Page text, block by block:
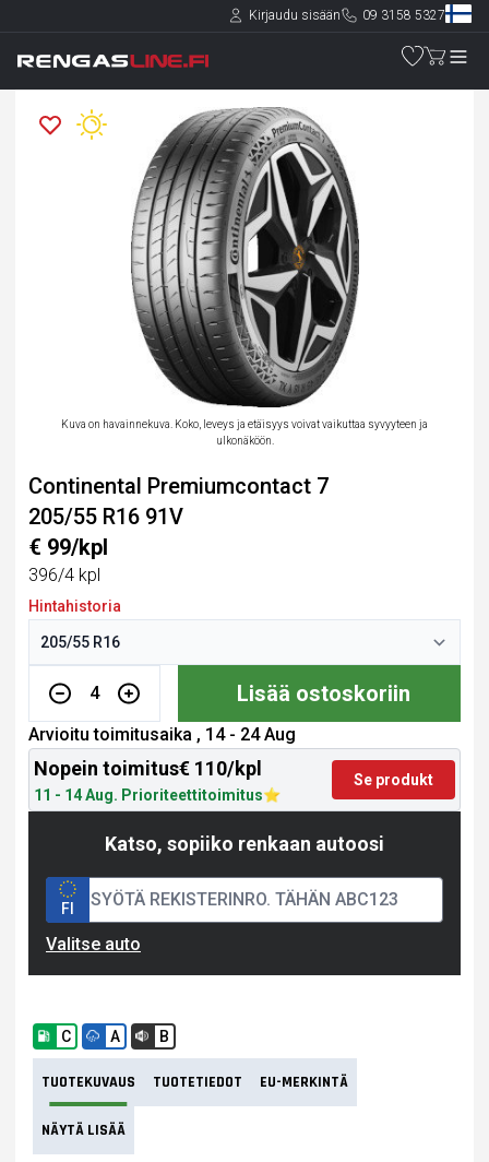
Kirjaudu sisään 09 3158 5327
Kuva on havainnekuva. Koko, leveys ja etäisyys voivat vaikuttaa syvyyteen ja
ulkonäköön.
Continental Premiumcontact 7
205/55 R16 91V
€ 99/kpl
396/4 kpl
Hintahistoria
4 Lisää ostoskoriin
Arvioitu toimitusaika , 14 - 24 Aug
Nopein toimitus€ 110/kpl
11 - 14 Aug. Prioriteettitoimitus
Se produkt
Katso, sopiiko renkaan autoosi
FI
Valitse auto
C A B
TUOTEKUVAUS TUOTETIEDOT EU-MERKINTÄ
NÄYTÄ LISÄÄ